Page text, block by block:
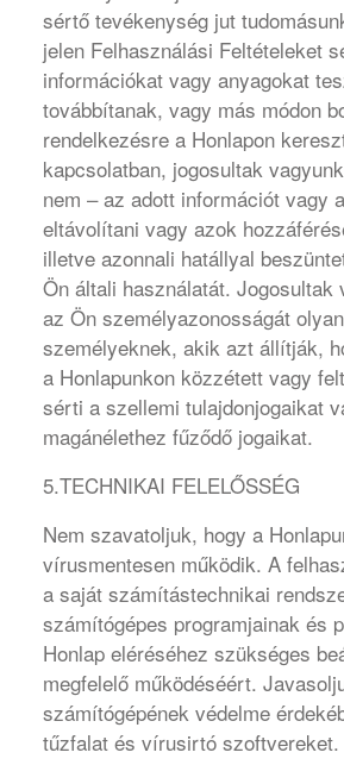
sértő tevékenység jut
jelen Felhasználási Feltételeket
információkat vagy anyagokat
továbbítanak, vagy más módon
rendelkezésre a Honlapon
kapcsolatban, jogosultak
nem – az adott információt vagy
eltávolítani vagy azok
illetve azonnali hatállyal
Ön általi használatát. Jogosultak
az Ön személyazonosságát
személyeknek, akik azt állítják,
a Honlapunkon közzétett vagy
sérti a szellemi tulajdonjogaikat
magánélethez fűződő jogaikat.
5.TECHNIKAI FELELŐSSÉG
Nem szavatoljuk, hogy a
vírusmentesen működik. A
a saját számítástechnikai
számítógépes programjainak és
Honlap eléréséhez szükséges
megfelelő működéséért.
számítógépének védelme
tűzfalat és vírusirtó szoftvereket.